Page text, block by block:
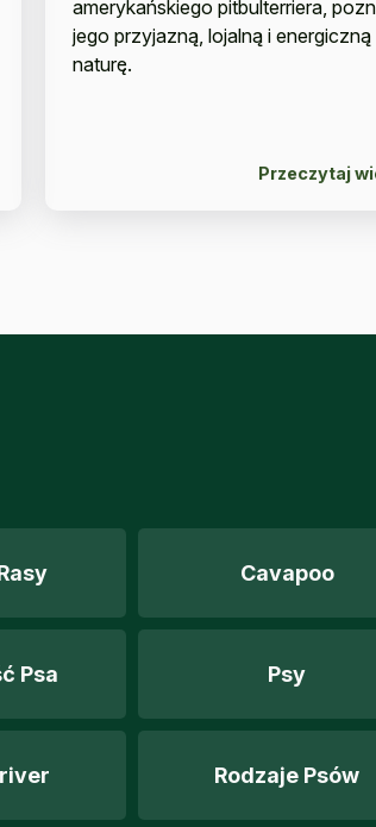
amerykańskiego pitbulterriera,
jego przyjazną, lojalną i energiczną
naturę.
Przeczytaj
Cavapoo
Psa Psy
Rodzaje Psów